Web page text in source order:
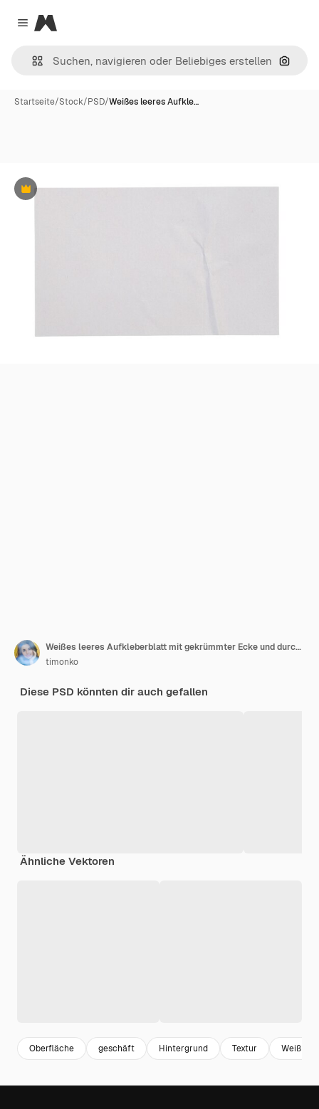
Close menu
Magnific
Nach
Startseite/Stock/PSD/Weißes leeres Aufkle…
Premium
Weißes leeres Aufkleberblatt mit gekrümmter Ecke und durchsichtigem Hintergrund
timonko
Diese PSD könnten dir auch gefallen
Ähnliche Vektoren
Oberfläche geschäft Hintergrund Textur Weiß